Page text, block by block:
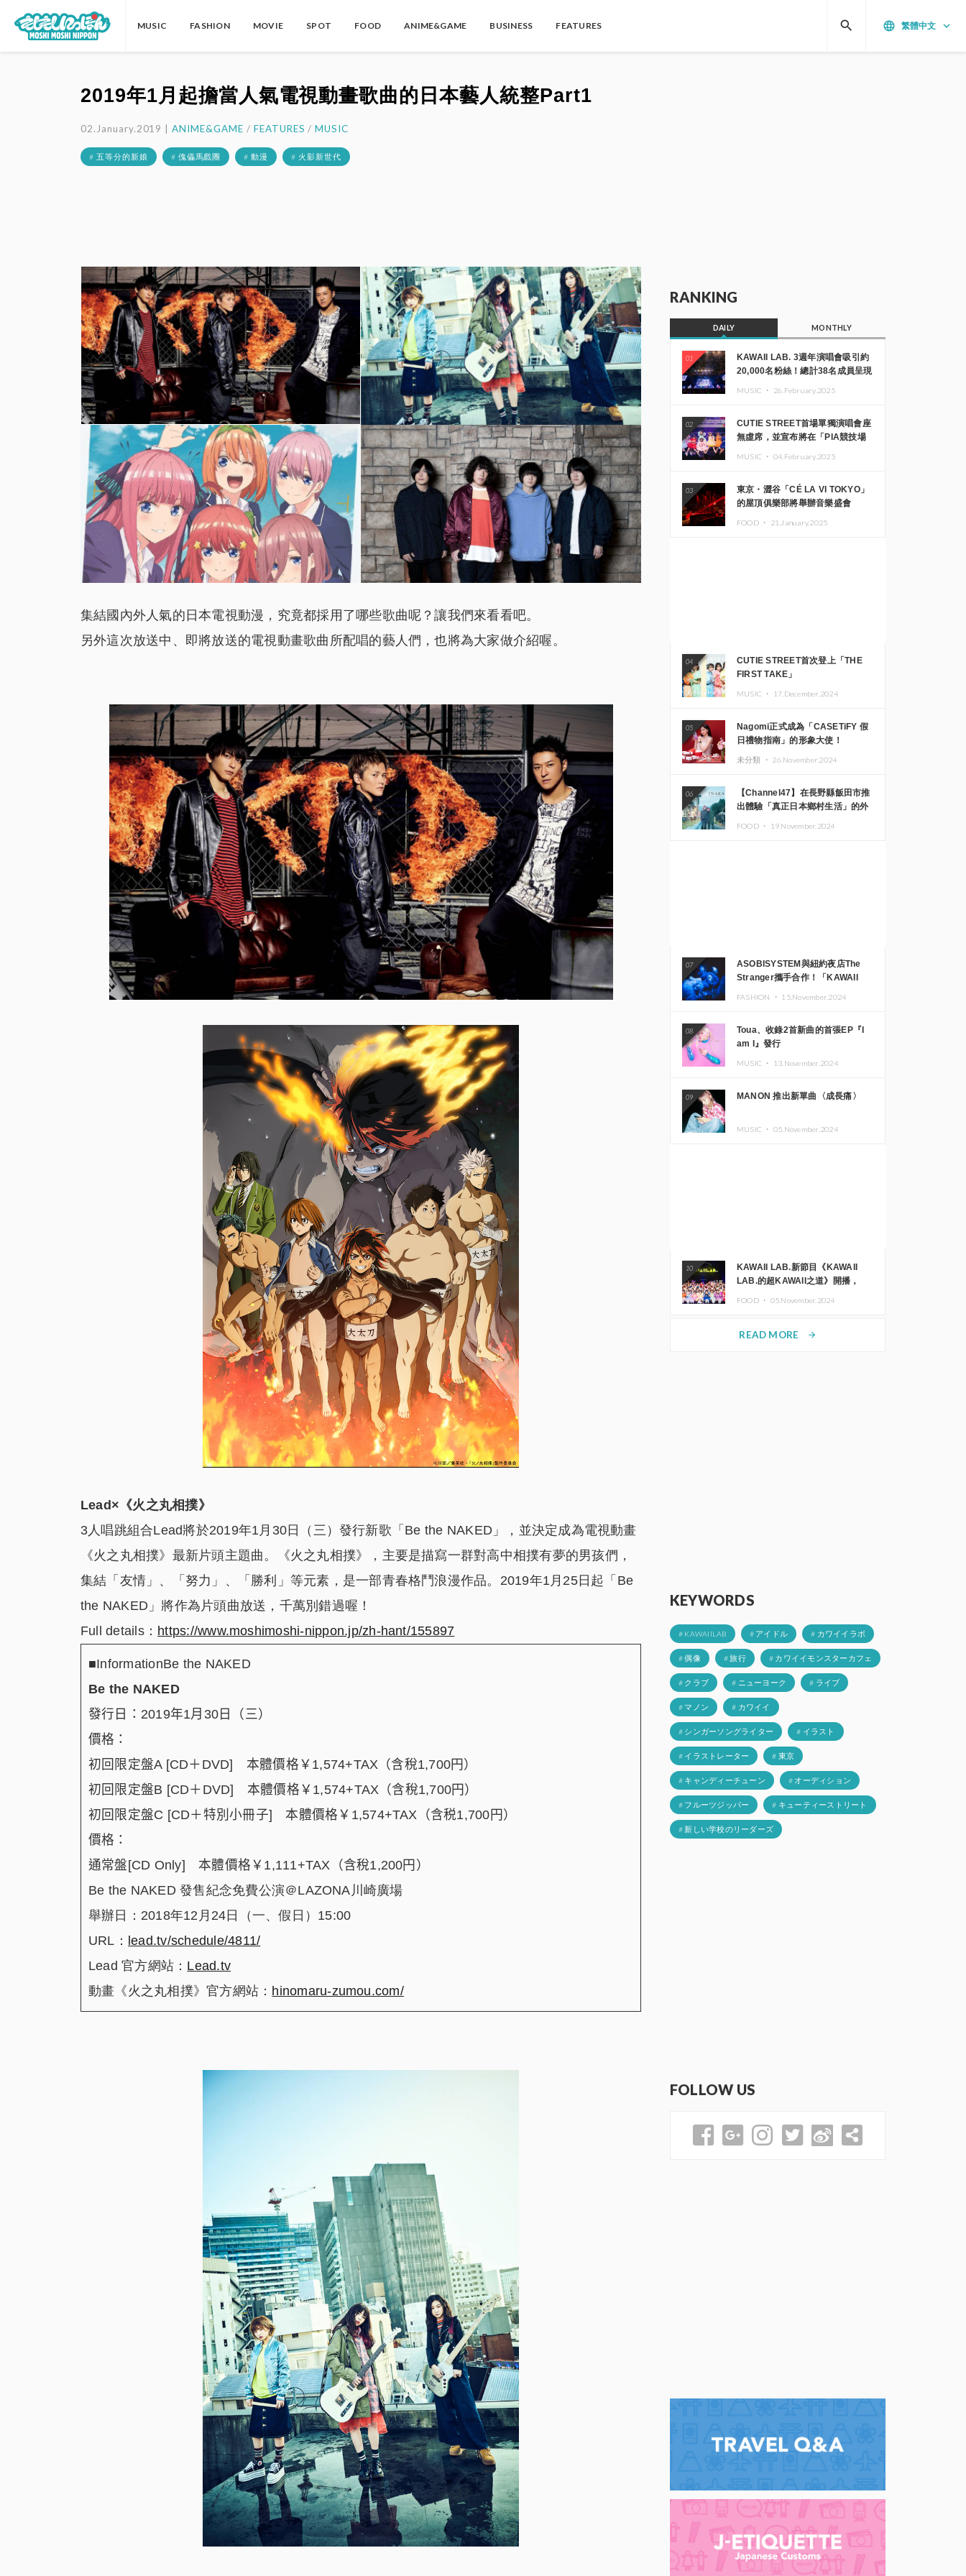
MUSIC FASHION MOVIE SPOT FOOD ANIME&GAME BUSINESS FEATURES language 繁體中文 keyboard_arrow_down
search
2019年1月起擔當人氣電視動畫歌曲的日本藝人統整Part1
02.January.2019 |ANIME&GAME / FEATURES /MUSIC
# 五等分的新娘 # 傀儡馬戲團 # 動漫 # 火影新世代
集結國內外人氣的日本電視動漫，究竟都採用了哪些歌曲呢？讓我們來看看吧。
另外這次放送中、即將放送的電視動畫歌曲所配唱的藝人們，也將為大家做介紹喔。
Lead×《火之丸相撲》
3人唱跳組合Lead將於2019年1月30日（三）發行新歌「Be the NAKED」，並決定成為電視動畫
《火之丸相撲》最新片頭主題曲。《火之丸相撲》，主要是描寫一群對高中相撲有夢的男孩們，
集結「友情」、「努力」、「勝利」等元素，是一部青春格鬥浪漫作品。2019年1月25日起「Be
the NAKED」將作為片頭曲放送，千萬別錯過喔！
Full details： https://www.moshimoshi-nippon.jp/zh-hant/155897
■InformationBe the NAKED
Be the NAKED
發行日： 2019年1月 30 日（三）
價格：
初回限定盤A [CD＋ DVD] 本體價格￥ 1,574+TAX （含稅1,700円）
初回限定盤B [CD＋ DVD] 本體價格￥ 1,574+TAX （含稅1,700円）
初回限定盤C [CD＋特別小冊子] 本體價格￥ 1,574+TAX （含税1,700 円）
價格：
通常盤 [CD Only] 本體價格￥ 1,111+TAX （含稅1,200円）
Be the NAKED發售紀念免費公演＠LAZONA 川崎廣場
舉辦日： 2018年12 月 24 日（一、假日） 15:00
URL ： lead.tv/schedule/4811/
Lead官方網站： Lead.tv
動畫《火之丸相撲》官方網站： hinomaru-zumou.com/
RANKING
DAILY MONTHLY
01
KAWAII LAB. 3週年演唱會吸引約
20,000名粉絲！總計38名成員呈現
MUSIC ・ 26.February.2025
02
CUTIE STREET首場單獨演唱會座
無虛席，並宣布將在「PIA競技場
MUSIC ・ 04.February.2025
03
東京・澀谷「CÉ LA VI TOKYO」
的屋頂俱樂部將舉辦音樂盛會
FOOD ・ 21.January.2025
04
CUTIE STREET首次登上「THE
FIRST TAKE」
MUSIC ・ 17.December.2024
05
Nagomi正式成為「CASETiFY 假
日禮物指南」的形象大使！
未分類 ・ 26.November.2024
06
【Channel47】在長野縣飯田市推
出體驗「真正日本鄉村生活」的外
FOOD ・ 19.November.2024
07
ASOBISYSTEM與紐約夜店The
Stranger攜手合作！「KAWAII
FASHION ・ 15.November.2024
08
Toua、收錄2首新曲的首張EP『I
am I』發行
MUSIC ・ 13.November.2024
09 MANON 推出新單曲〈成長痛〉
MUSIC ・ 05.November.2024
10
KAWAII LAB.新節目《KAWAII
LAB.的超KAWAII之道》開播，
FOOD ・ 05.November.2024
READ MORE arrow_forward
KEYWORDS
# KAWAIILAB # アイドル # カワイイラボ
# 偶像 # 旅行 # カワイイモンスターカフェ
# クラブ # ニューヨーク # ライブ
# マノン # カワイイ
# シンガーソングライター # イラスト
# イラストレーター # 東京
# キャンディーチューン # オーディション
# フルーツジッパー # キューティーストリート
# 新しい学校のリーダーズ
FOLLOW US